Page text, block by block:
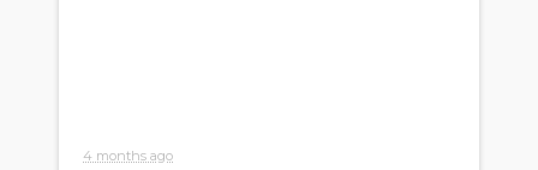
4 months ago